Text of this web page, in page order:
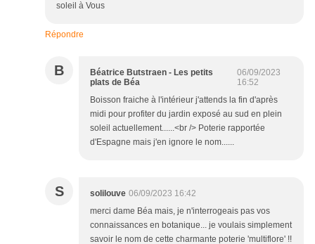
soleil à Vous
Répondre
B
Béatrice Butstraen - Les petits
plats de Béa
06/09/2023
16:52
Boisson fraiche à l'intérieur j'attends la fin d'après
midi pour profiter du jardin exposé au sud en plein
soleil actuellement......<br /> Poterie rapportée
d'Espagne mais j'en ignore le nom......
S solilouve 06/09/2023 16:42
merci dame Béa mais, je n'interrogeais pas vos
connaissances en botanique... je voulais simplement
savoir le nom de cette charmante poterie 'multiflore' !!